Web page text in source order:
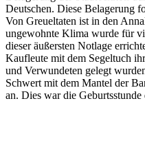
Deutschen. Diese Belagerung
Von Greueltaten ist in den
ungewohnte Klima wurde für
dieser äußersten Notlage
Kaufleute mit dem Segeltuch
und Verwundeten gelegt
Schwert mit dem Mantel der
an. Dies war die Geburtsstunde